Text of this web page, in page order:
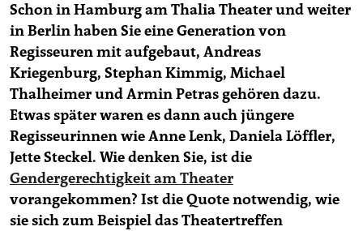
Schon in Hamburg am Thalia Theater und weiter
in Berlin haben Sie eine Generation von
Regisseuren mit aufgebaut, Andreas
Kriegenburg, Stephan Kimmig, Michael
Thalheimer und Armin Petras gehören dazu.
Etwas später waren es dann auch jüngere
Regisseurinnen wie Anne Lenk, Daniela Löffler,
Jette Steckel. Wie denken Sie, ist die
Gendergerechtigkeit am Theater
vorangekommen? Ist die Quote notwendig, wie
sie sich zum Beispiel das Theatertreffen